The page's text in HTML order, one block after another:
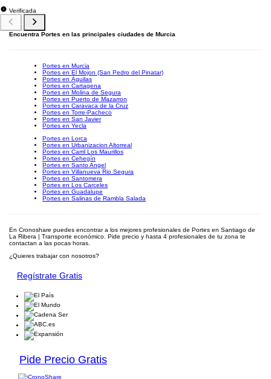
Verificada
Encuentra Portes en las principales ciudades de Murcia
Portes en Murcia
Portes en El Mojon (San Pedro del Pinatar)
Portes en Águilas
Portes en Cartagena
Portes en Molina de Segura
Portes en Puerto de Mazarron
Portes en Caravaca de la Cruz
Portes en Torre-Pacheco
Portes en San Javier
Portes en Yecla
Portes en Lorca
Portes en Urbanizacion Altorreal
Portes en Carril Los Maurillos
Portes en Cehegín
Portes en Santo Angel
Portes en Villanueva Rio Segura
Portes en Santomera
Portes en Los Carceles
Portes en Guadalupe
Portes en Salinas de Rambla Salada
En Cronoshare puedes encontrar a los mejores profesionales de Portes en Santiago de
La Ribera | Transporte económico. Pide precio y hasta 4 profesionales de tu zona te
contactan a las pocas horas.
¿Quieres trabajar con nosotros?
Regístrate Gratis
Pide Precio Gratis